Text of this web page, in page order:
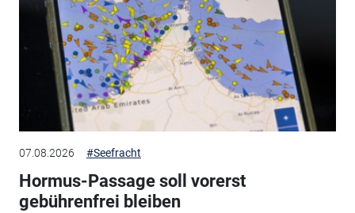
07.08.2026 #Seefracht
Hormus-Passage soll vorerst
gebührenfrei bleiben